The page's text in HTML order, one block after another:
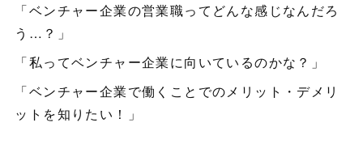
「ベンチャー企業の営業職ってどんな感じなんだろ
う…？」
「私ってベンチャー企業に向いているのかな？」
「ベンチャー企業で働くことでのメリット・デメリ
ットを知りたい！」